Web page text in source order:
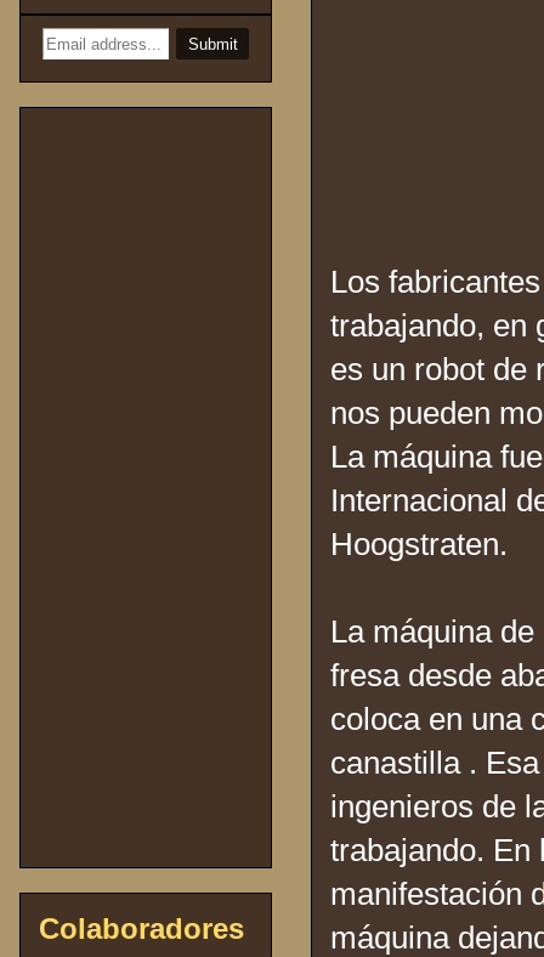
Los
trabajando, en
es un robot de
nos pueden
La máquina
Internacional
Hoogstraten.
La máquina
fresa desde
coloca en una
canastilla .
ingenieros de
trabajando.
manifestación
máquina
Colaboradores